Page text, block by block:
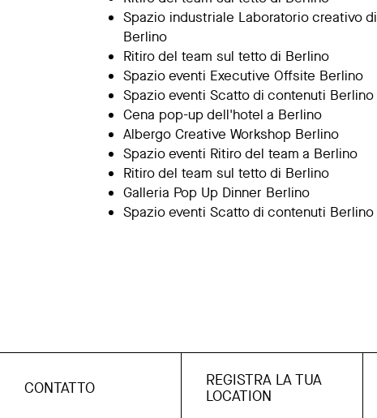
Spazio industriale Laboratorio creativo di
Berlino
Ritiro del team sul tetto di Berlino
Spazio eventi Executive Offsite Berlino
Spazio eventi Scatto di contenuti Berlino
Cena pop-up dell'hotel a Berlino
Albergo Creative Workshop Berlino
Spazio eventi Ritiro del team a Berlino
Ritiro del team sul tetto di Berlino
Galleria Pop Up Dinner Berlino
Spazio eventi Scatto di contenuti Berlino
CONTATTO
REGISTRA LA TUA
LOCATION